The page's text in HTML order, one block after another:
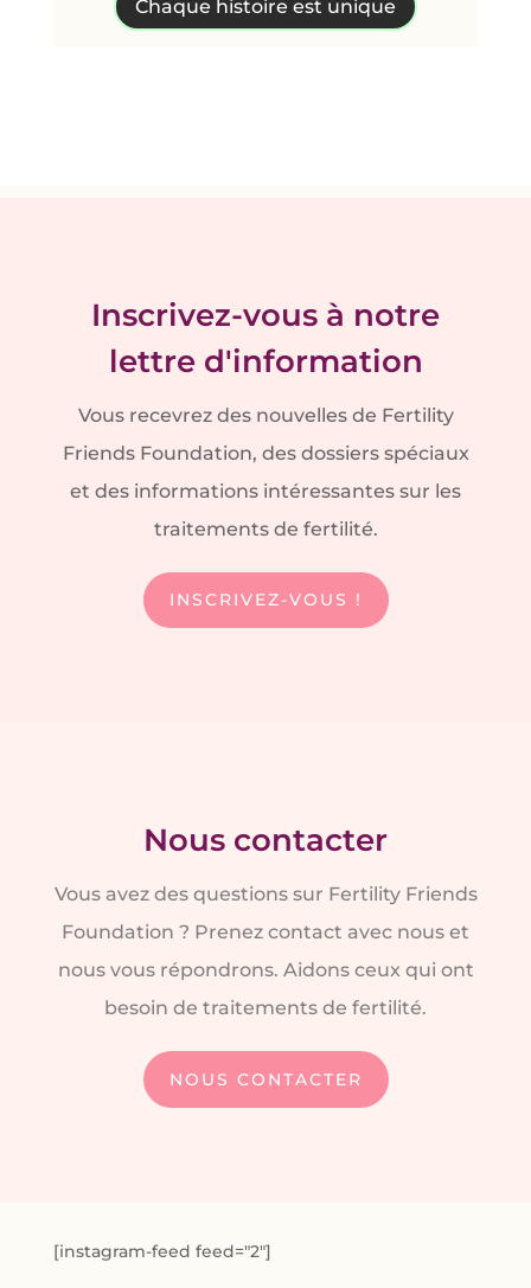
Chaque histoire est unique
Inscrivez-vous à notre
lettre d'information
Vous recevrez des nouvelles de Fertility
Friends Foundation, des dossiers spéciaux
et des informations intéressantes sur les
traitements de fertilité.
INSCRIVEZ-VOUS !
Nous contacter
Vous avez des questions sur Fertility Friends
Foundation ? Prenez contact avec nous et
nous vous répondrons. Aidons ceux qui ont
besoin de traitements de fertilité.
NOUS CONTACTER
[instagram-feed feed="2"]